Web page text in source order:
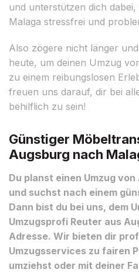
und unterstützen dich
Malaga stressfrei und
Also zögere nicht länger
heute, um deinen Umzug
zu einem reibungslosen
freuen uns darauf, dir bei
behilflich zu sein!
Günstiger
Augsburg nach
Du planst einen Umzug
und suchst nach einem
Dann bist du bei uns, dem
Umzugsprofi Reuter aus
Adresse. Wir bieten dir
Umzugsservices zu fairen
umziehst oder mit deiner